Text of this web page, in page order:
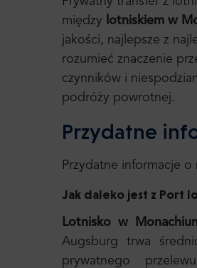
między
lotniskiem w
jakości, najlepsze z
rozumieć znaczenie
czynników i
podróży powrotnej.
Przydatne
Przydatne informacje o
Jak daleko jest z Port
Lotnisko w
Augsburg trwa
prywatnego